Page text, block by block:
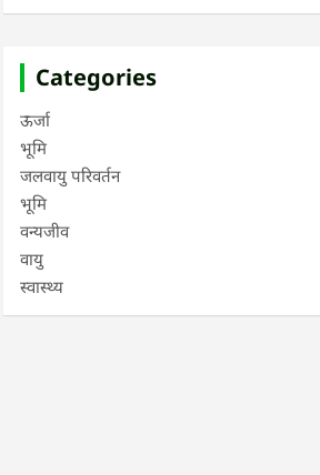
Categories
ऊर्जा
भूमि
जलवायु परिवर्तन
भूमि
वन्यजीव
वायु
स्वास्थ्य